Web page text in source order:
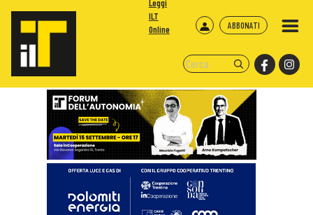
ABBONATI
Leggi
ILT
Online